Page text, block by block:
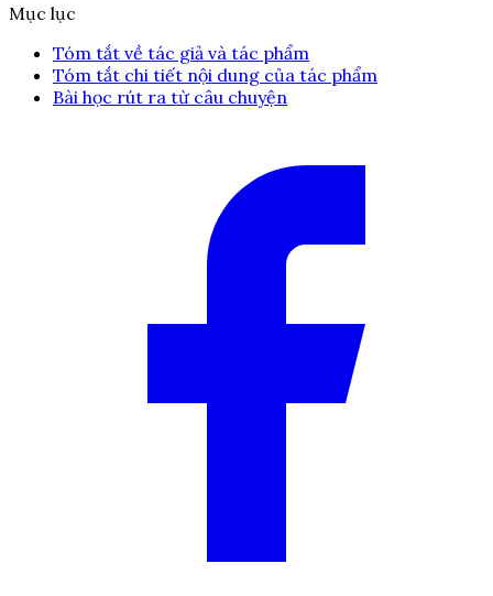
Mục lục
Tóm tắt về tác giả và tác phẩm
Tóm tắt chi tiết nội dung của tác phẩm
Bài học rút ra từ câu chuyện